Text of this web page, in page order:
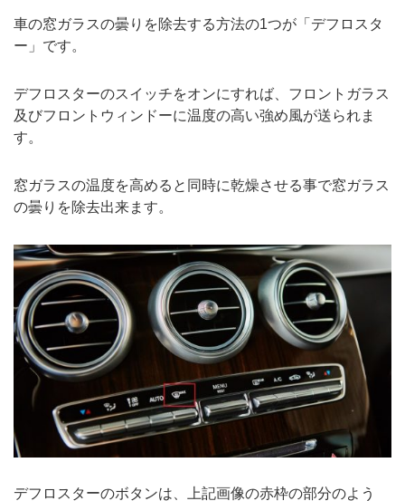
車の窓ガラスの曇りを除去する方法の1つが「デフロスタ
ー」です。
デフロスターのスイッチをオンにすれば、フロントガラス
及びフロントウィンドーに温度の高い強め風が送られま
す。
窓ガラスの温度を高めると同時に乾燥させる事で窓ガラス
の曇りを除去出来ます。
デフロスターのボタンは、上記画像の赤枠の部分のよう